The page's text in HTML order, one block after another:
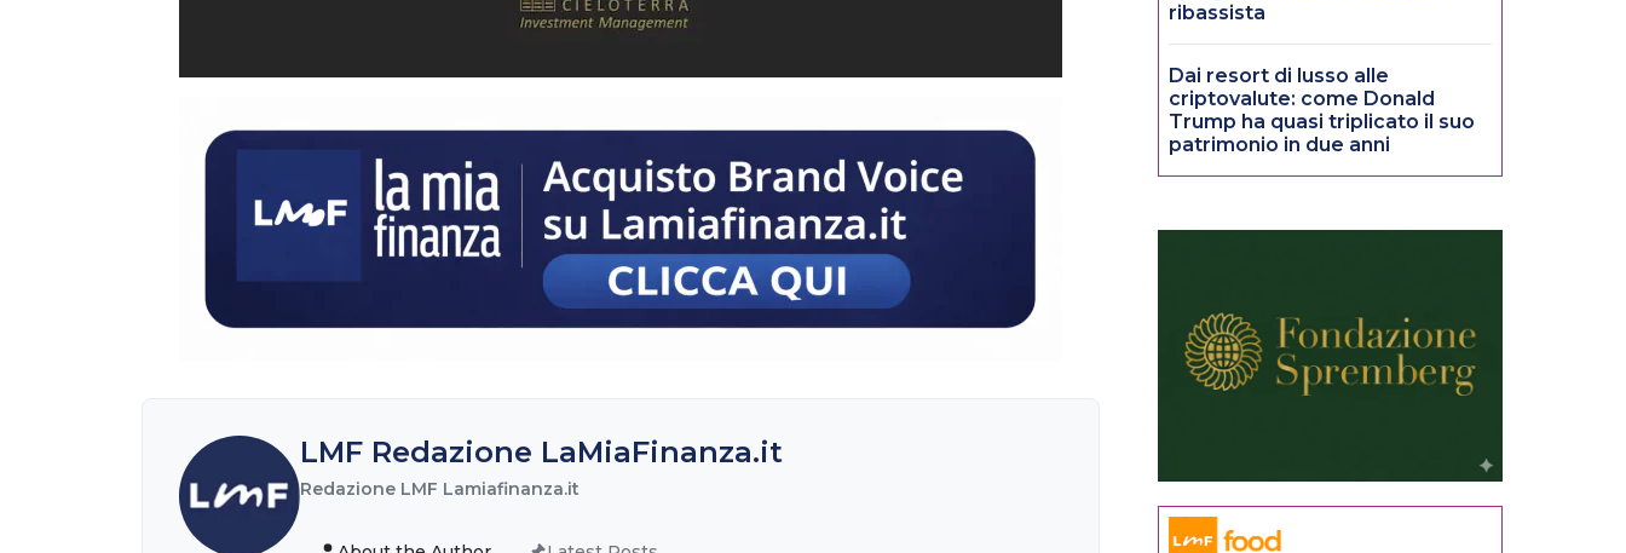
LMF Redazione LaMiaFinanza.it
Redazione LMF Lamiafinanza.it
ribassista
Dai resort di lusso alle
criptovalute: come Donald
Trump ha quasi triplicato il suo
patrimonio in due anni